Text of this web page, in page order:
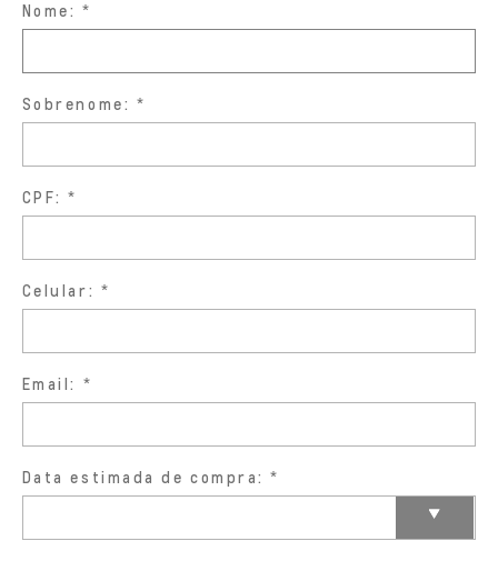
Nome:
Sobrenome:
CPF:
Celular:
Email:
Data estimada de compra: